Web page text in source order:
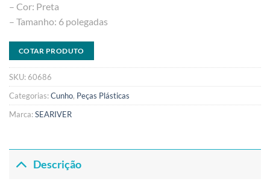
– Cor: Preta
– Tamanho: 6 polegadas
COTAR PRODUTO
SKU:60686
Categorias:Cunho, Peças Plásticas
Marca:SEARIVER
Descrição